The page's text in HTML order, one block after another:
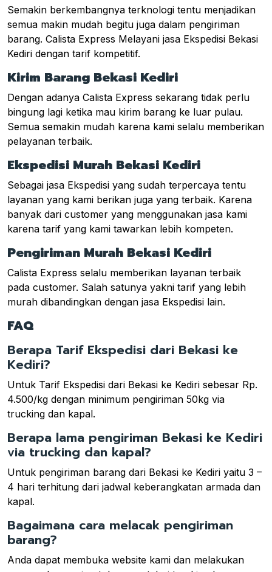
Semakin berkembangnya terknologi tentu menjadikan
semua makin mudah begitu juga dalam pengiriman
barang. Calista Express Melayani jasa Ekspedisi Bekasi
Kediri dengan tarif kompetitif.
Kirim Barang Bekasi Kediri
Dengan adanya Calista Express sekarang tidak perlu
bingung lagi ketika mau kirim barang ke luar pulau.
Semua semakin mudah karena kami selalu memberikan
pelayanan terbaik.
Ekspedisi Murah Bekasi Kediri
Sebagai jasa Ekspedisi yang sudah terpercaya tentu
layanan yang kami berikan juga yang terbaik. Karena
banyak dari customer yang menggunakan jasa kami
karena tarif yang kami tawarkan lebih kompeten.
Pengiriman Murah Bekasi Kediri
Calista Express selalu memberikan layanan terbaik
pada customer. Salah satunya yakni tarif yang lebih
murah dibandingkan dengan jasa Ekspedisi lain.
FAQ
Berapa Tarif Ekspedisi dari Bekasi ke
Kediri?
Untuk Tarif Ekspedisi dari Bekasi ke Kediri sebesar Rp.
4.500/kg dengan minimum pengiriman 50kg via
trucking dan kapal.
Berapa lama pengiriman Bekasi ke Kediri
via trucking dan kapal?
Untuk pengiriman barang dari Bekasi ke Kediri yaitu 3 –
4 hari terhitung dari jadwal keberangkatan armada dan
kapal.
Bagaimana cara melacak pengiriman
barang?
Anda dapat membuka website kami dan melakukan